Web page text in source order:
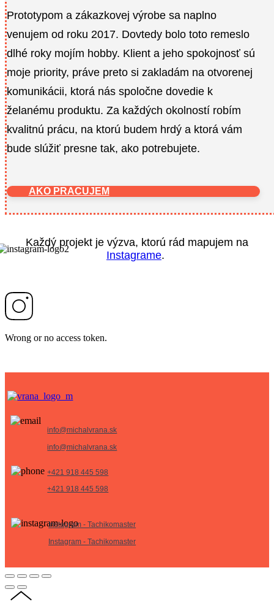
Prototypom a zákazkovej výrobe sa naplno
venujem od roku 2017. Dovtedy bolo toto remeslo
dlhé roky mojím hobby. Klient a jeho spokojnosť sú
moje priority, práve preto si zakladám na otvorenej
komunikácii, ktorá nás spoločne dovedie k
želanému produktu. Za každých okolností robím
kvalitnú prácu, na ktorú budem hrdý a ktorá vám
bude slúžiť presne tak, ako potrebujete.
AKO PRACUJEM
Každý projekt je výzva, ktorú rád mapujem na
Instagrame.
Wrong or no access token.
info@michalvrana.sk
info@michalvrana.sk
+421 918 445 598
+421 918 445 598
Instagram - Tachikomaster
Instagram - Tachikomaster